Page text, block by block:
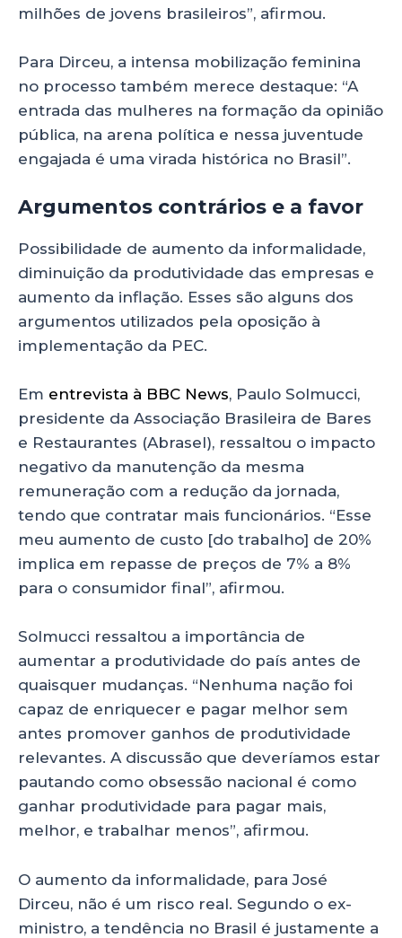
milhões de jovens brasileiros”, afirmou.
Para Dirceu, a intensa mobilização feminina
no processo também merece destaque: “A
entrada das mulheres na formação da opinião
pública, na arena política e nessa juventude
engajada é uma virada histórica no Brasil”.
Argumentos contrários e a favor
Possibilidade de aumento da informalidade,
diminuição da produtividade das empresas e
aumento da inflação. Esses são alguns dos
argumentos utilizados pela oposição à
implementação da PEC.
Em entrevista à BBC News, Paulo Solmucci,
presidente da Associação Brasileira de Bares
e Restaurantes (Abrasel), ressaltou o impacto
negativo da manutenção da mesma
remuneração com a redução da jornada,
tendo que contratar mais funcionários. “Esse
meu aumento de custo [do trabalho] de 20%
implica em repasse de preços de 7% a 8%
para o consumidor final”, afirmou.
Solmucci ressaltou a importância de
aumentar a produtividade do país antes de
quaisquer mudanças. “Nenhuma nação foi
capaz de enriquecer e pagar melhor sem
antes promover ganhos de produtividade
relevantes. A discussão que deveríamos estar
pautando como obsessão nacional é como
ganhar produtividade para pagar mais,
melhor, e trabalhar menos”, afirmou.
O aumento da informalidade, para José
Dirceu, não é um risco real. Segundo o ex-
ministro, a tendência no Brasil é justamente a